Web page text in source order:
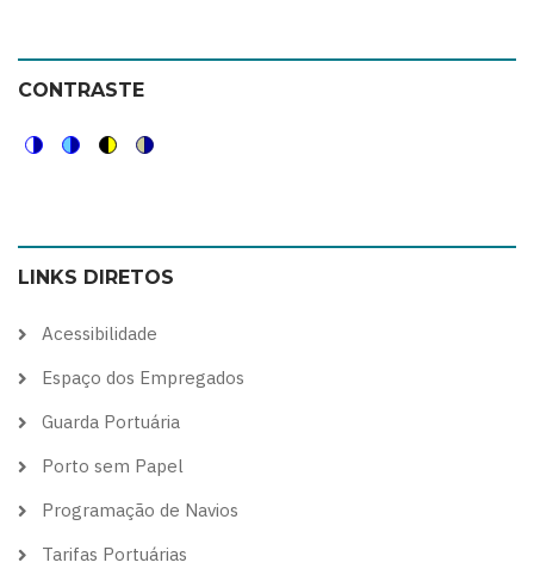
CONTRASTE
color
theme
blue
theme
high
visibility
soft
theme
LINKS DIRETOS
Acessibilidade
Espaço dos Empregados
Guarda Portuária
Porto sem Papel
Programação de Navios
Tarifas Portuárias